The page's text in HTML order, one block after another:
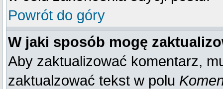
Powrót do góry
W jaki sposób mogę
Aby zaktualizować komentarz,
zaktualzować tekst w polu